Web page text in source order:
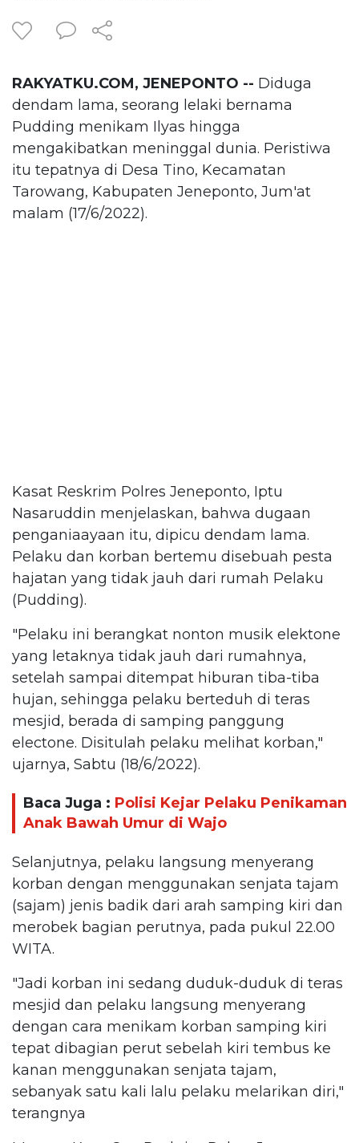
RAKYATKU.COM, JENEPONTO -- Diduga
dendam lama, seorang lelaki bernama
Pudding menikam Ilyas hingga
mengakibatkan meninggal dunia. Peristiwa
itu tepatnya di Desa Tino, Kecamatan
Tarowang, Kabupaten Jeneponto, Jum'at
malam (17/6/2022).
Kasat Reskrim Polres Jeneponto, Iptu
Nasaruddin menjelaskan, bahwa dugaan
penganiaayaan itu, dipicu dendam lama.
Pelaku dan korban bertemu disebuah pesta
hajatan yang tidak jauh dari rumah Pelaku
(Pudding).
"Pelaku ini berangkat nonton musik elektone
yang letaknya tidak jauh dari rumahnya,
setelah sampai ditempat hiburan tiba-tiba
hujan, sehingga pelaku berteduh di teras
mesjid, berada di samping panggung
electone. Disitulah pelaku melihat korban,"
ujarnya, Sabtu (18/6/2022).
Baca Juga : Polisi Kejar Pelaku Penikaman
Anak Bawah Umur di Wajo
Selanjutnya, pelaku langsung menyerang
korban dengan menggunakan senjata tajam
(sajam) jenis badik dari arah samping kiri dan
merobek bagian perutnya, pada pukul 22.00
WITA.
"Jadi korban ini sedang duduk-duduk di teras
mesjid dan pelaku langsung menyerang
dengan cara menikam korban samping kiri
tepat dibagian perut sebelah kiri tembus ke
kanan menggunakan senjata tajam,
sebanyak satu kali lalu pelaku melarikan diri,"
terangnya